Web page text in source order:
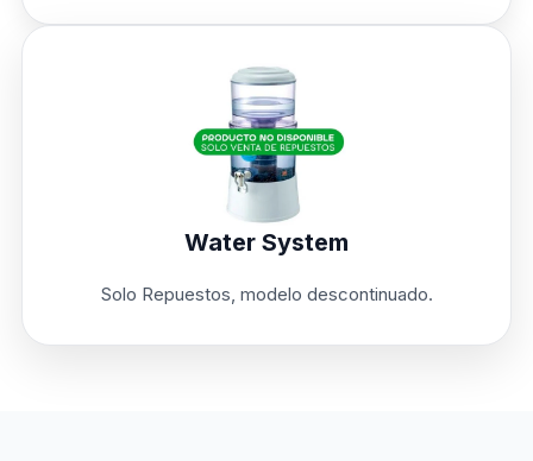
Water System
Solo Repuestos, modelo descontinuado.